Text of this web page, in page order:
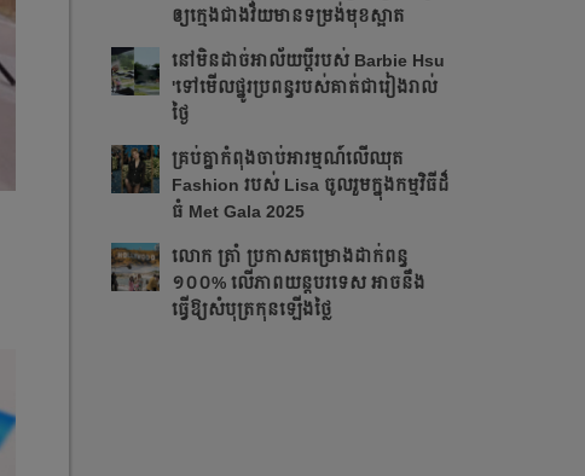
ឲ្យក្មេងជាងវ័យមានទម្រង់មុខស្អាត
នៅមិនដាច់អាល័យប្តីរបស់ Barbie Hsu
'ទៅមើលផ្នូរប្រពន្ធរបស់គាត់ជារៀងរាល់
ថ្ងៃ
គ្រប់គ្នាកំពុងចាប់អារម្មណ៍លើឈុត
Fashion របស់ Lisa ចូលរួមក្នុងកម្មវិធីដ៏
ធំ Met Gala 2025
លោក ត្រាំ ប្រកាសគម្រោងដាក់ពន្ធ
១០០% លើភាពយន្តបរទេស អាចនឹង
ធ្វើឱ្យសំបុត្រកុនឡើងថ្លៃ